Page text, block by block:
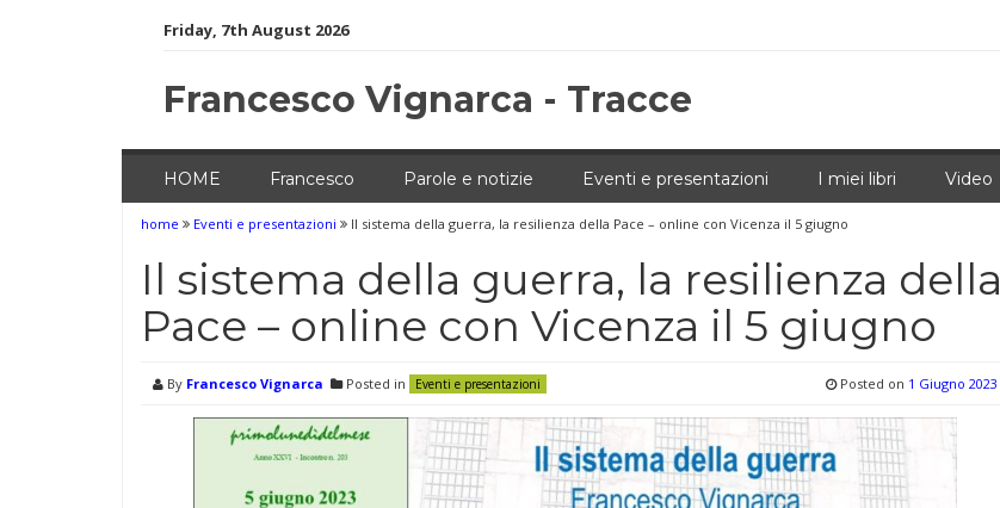
Friday, 7th August 2026
Francesco Vignarca - Tracce
HOME Francesco Parole e notizie Eventi e presentazioni I miei libri Video
home Eventi e presentazioni Il sistema della guerra, la resilienza della Pace – online con Vicenza il 5 giugno
Il sistema della guerra, la resilienza della
Pace – online con Vicenza il 5 giugno
By Francesco Vignarca Posted in Eventi e presentazioni Posted on 1 Giugno 2023